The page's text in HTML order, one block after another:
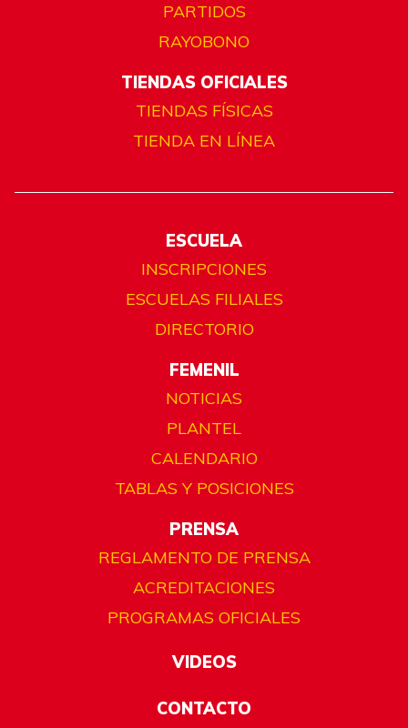
PARTIDOS
RAYOBONO
TIENDAS OFICIALES
TIENDAS FÍSICAS
TIENDA EN LÍNEA
ESCUELA
INSCRIPCIONES
ESCUELAS FILIALES
DIRECTORIO
FEMENIL
NOTICIAS
PLANTEL
CALENDARIO
TABLAS Y POSICIONES
PRENSA
REGLAMENTO DE PRENSA
ACREDITACIONES
PROGRAMAS OFICIALES
VIDEOS
CONTACTO